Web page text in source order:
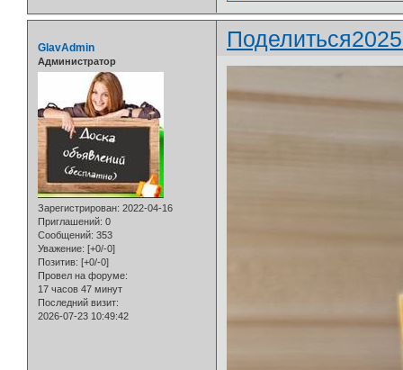
Поделиться
GlavAdmin
Администратор
Зарегистрирован: 2022-04-16
Приглашений: 0
Сообщений: 353
Уважение: [+0/-0]
Позитив: [+0/-0]
Провел на форуме:
17 часов 47 минут
Последний визит:
2026-07-23 10:49:42